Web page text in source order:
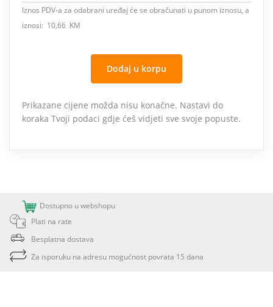
Iznos PDV-a za odabrani uređaj će se obračunati u punom iznosu, a
iznosi: 10,66 KM
Dodaj u korpu
Prikazane cijene možda nisu konačne. Nastavi do
koraka Tvoji podaci gdje ćeš vidjeti sve svoje popuste.
Dostupno u webshopu
Plati na rate
Besplatna dostava
Za isporuku na adresu mogućnost povrata 15 dana